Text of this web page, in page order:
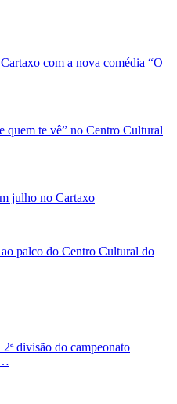
com a nova comédia “O
quem te vê” no Centro Cultural
julho no Cartaxo
palco do Centro Cultural do
divisão do campeonato